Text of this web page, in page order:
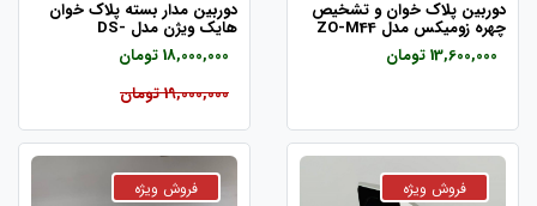
دوربین پلاک خوان و تشخیص
چهره زومیکس مدل ZO-M44
13,600,000 تومان
دوربین مدار بسته پلاک خوان
هایک ویژن مدل DS-
2CD2625FHWD-IZS
18,000,000 تومان
19,000,000 تومان